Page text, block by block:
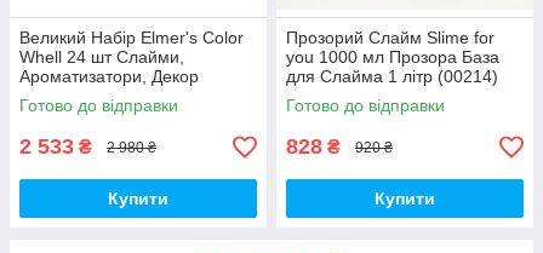
Великий Набір Elmer's Color
Whell 24 шт Слайми,
Ароматизатори, Декор
(01793)
Готово до відправки
2 533 ₴ 2 980 ₴
Купити
Прозорий Слайм Slime for
you 1000 мл Прозора База
для Слайма 1 літр (00214)
Готово до відправки
828 ₴ 920 ₴
Купити